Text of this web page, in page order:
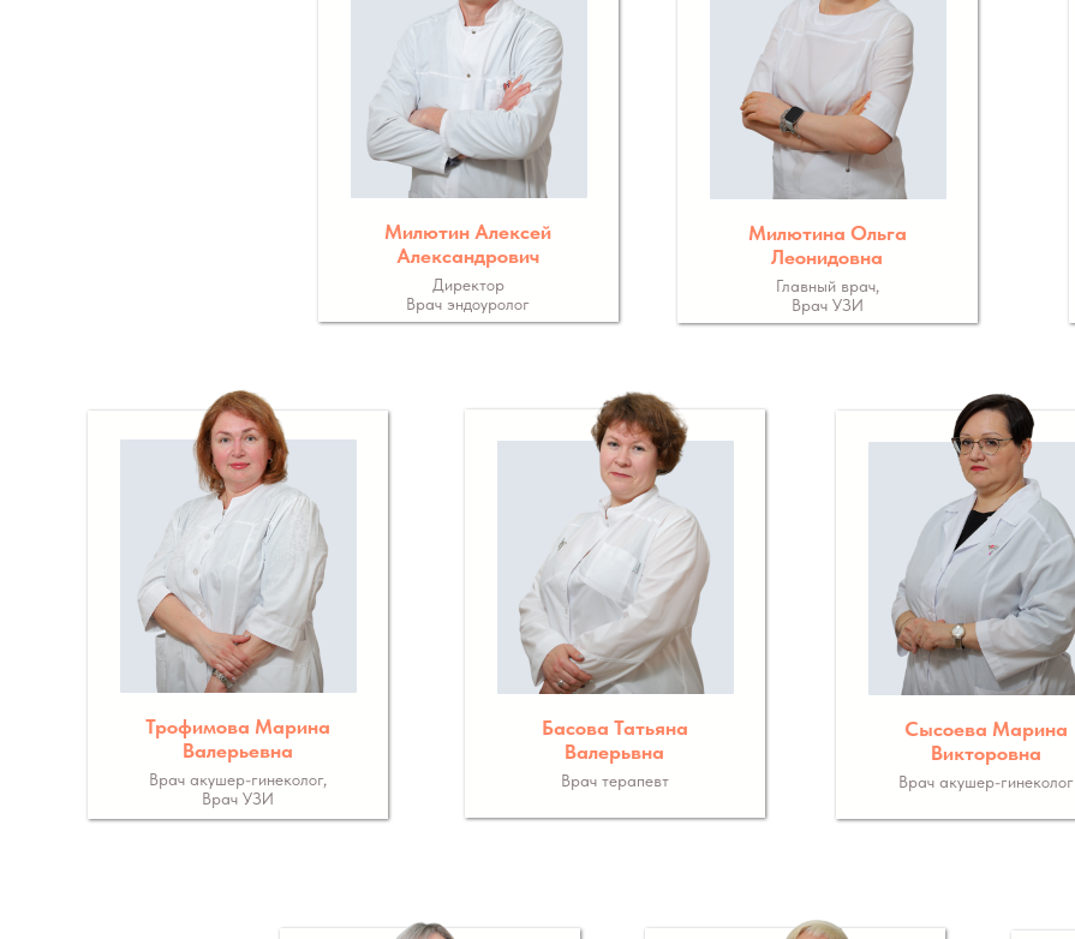
Басова Татьяна
Валерьвна
Врач терапевт
Милютин Алексей
Александрович
Директор
Врач эндоуролог
Милютина Ольга
Леонидовна
Главный врач,
Врач УЗИ
Трофимова Марина
Валерьевна
Врач акушер-гинеколог,
Врач УЗИ
Сысоева Марина
Викторовна
Врач акушер-гинеколог